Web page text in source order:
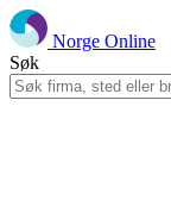
Norge Online
Søk